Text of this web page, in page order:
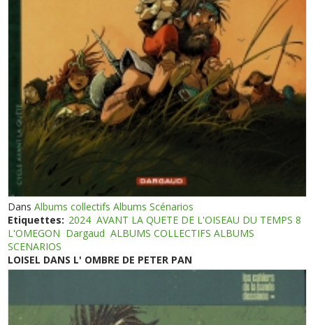
DansAlbums collectifs Albums Scénarios
Etiquettes: 2024 AVANT LA QUETE DE L'OISEAU DU TEMPS 8
L'OMEGON Dargaud ALBUMS COLLECTIFS ALBUMS
SCENARIOS
LOISEL DANS L' OMBRE DE PETER PAN